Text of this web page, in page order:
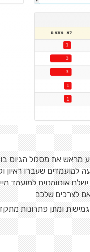
את מסלול הגיוס בו
למועמדים שעברו ראיון
אוטומטית למועמד
לצרכים שלכם
ומתן פתרונות